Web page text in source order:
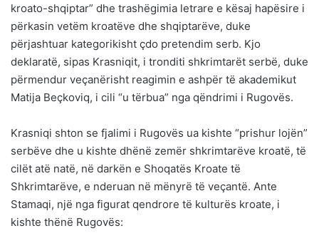
kroato-shqiptar” dhe trashëgimia letrare e kësaj hapësire i
përkasin vetëm kroatëve dhe shqiptarëve, duke
përjashtuar kategorikisht çdo pretendim serb. Kjo
deklaratë, sipas Krasniqit, i tronditi shkrimtarët serbë, duke
përmendur veçanërisht reagimin e ashpër të akademikut
Matija Beçkoviq, i cili “u tërbua” nga qëndrimi i Rugovës.
Krasniqi shton se fjalimi i Rugovës ua kishte “prishur lojën”
serbëve dhe u kishte dhënë zemër shkrimtarëve kroatë, të
cilët atë natë, në darkën e Shoqatës Kroate të
Shkrimtarëve, e nderuan në mënyrë të veçantë. Ante
Stamaqi, një nga figurat qendrore të kulturës kroate, i
kishte thënë Rugovës: